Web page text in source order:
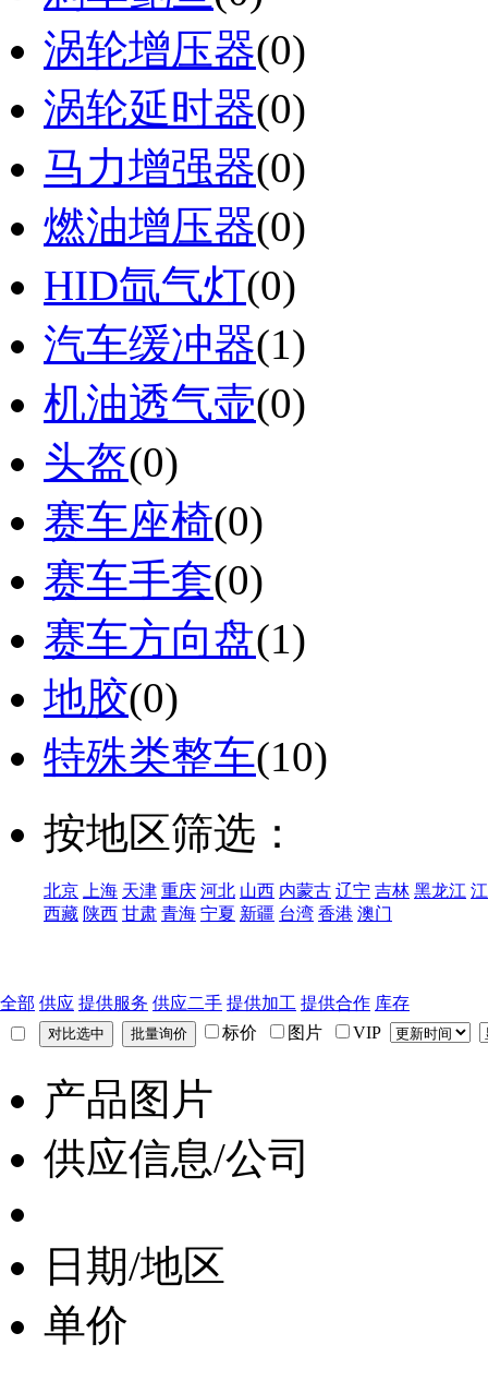
涡轮增压器(0)
涡轮延时器(0)
马力增强器(0)
燃油增压器(0)
HID氙气灯(0)
汽车缓冲器(1)
机油透气壶(0)
头盔(0)
赛车座椅(0)
赛车手套(0)
赛车方向盘(1)
地胶(0)
特殊类整车(10)
按地区筛选：
北京 上海 天津 重庆 河北 山西 内蒙古 辽宁 吉林 黑龙江
西藏 陕西 甘肃 青海 宁夏 新疆 台湾 香港 澳门
全部 供应 提供服务 供应二手 提供加工 提供合作 库存
标价
图片 VIP
产品图片
供应信息/公司
日期/地区
单价